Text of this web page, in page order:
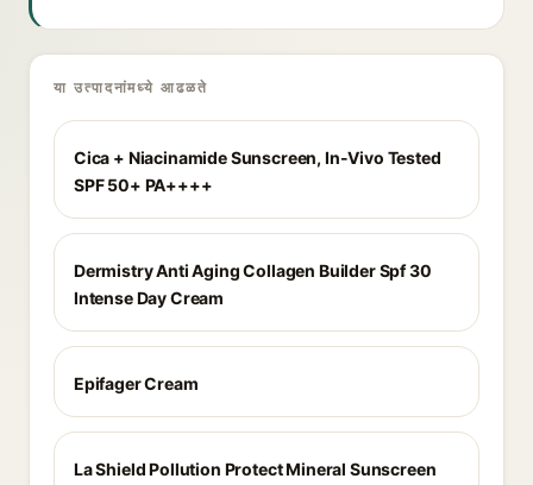
या उत्पादनांमध्ये आढळते
Cica + Niacinamide Sunscreen, In-Vivo Tested
SPF 50+ PA++++
Dermistry Anti Aging Collagen Builder Spf 30
Intense Day Cream
Epifager Cream
La Shield Pollution Protect Mineral Sunscreen